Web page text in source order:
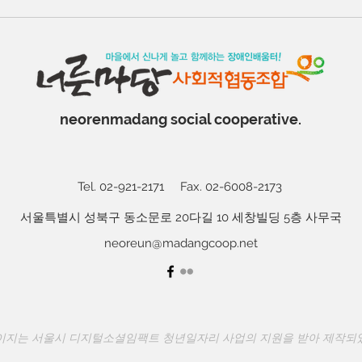
neorenmadang social cooperative.
Tel. 02-921-2171 Fax. 02-6008-2173
서울특별시 성북구 동소문로 20다길 10 세창빌딩 5층 사무국
neoreun@madangcoop.net
지는 서울시 디지털소셜임팩트 청년일자리 사업의 지원을 받아 제작되